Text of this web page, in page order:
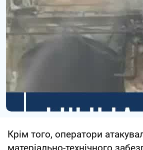
Крім того, оператори
матеріально-технічного